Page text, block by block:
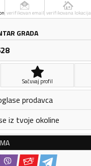
verifikovan email verifikovana lokacija
GRADA
Sačuvaj profil
prodavca
iz tvoje okoline